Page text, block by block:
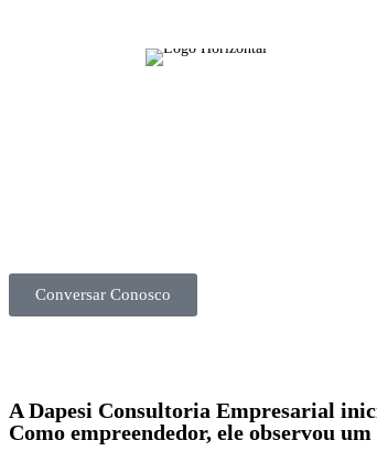
Conversar Conosco
A Dapesi Consultoria Empresarial
Como empreendedor, ele observou